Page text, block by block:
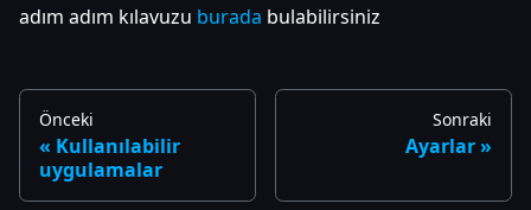
adım adım kılavuzu burada bulabilirsiniz
Önceki
Kullanılabilir
uygulamalar
Sonraki
Ayarlar